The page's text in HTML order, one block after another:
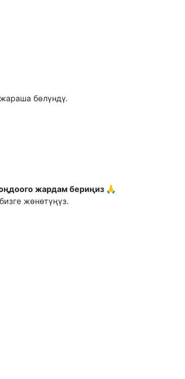
бөлүндү.
жардам бериңиз 🙏
жөнөтүңүз.